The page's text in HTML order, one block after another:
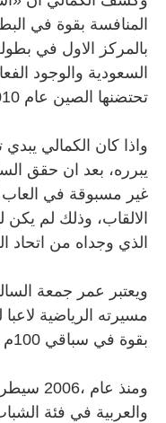
المنافسة بقوة في
بالمركز الاول في
السعودية والوجود
تحتضنها الصين عام 2010».
واذا كان الكمالي يبدي
يبرره، بعد ان حقق
غير مسبوقة في العاب
الالقاب، وذلك لم يكن
الذي وجداه من اتحاد
مسيرته الرياضية
بقوة في سباقي 100م و200م.
ومنذ
والعربية في فئة